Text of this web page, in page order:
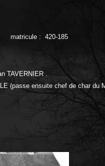
matricule : 420-185
TAVERNIER .
(passe ensuite chef de char du